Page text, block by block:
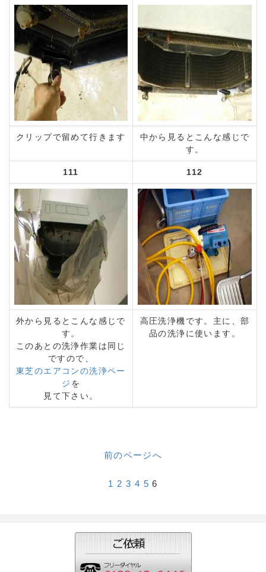
クリップで留めて行きます
中から見るとこんな感じで
す。
111 112
外から見るとこんな感じで
す。
このあとの洗浄作業は同じ
ですので、
東芝のエアコンの洗浄ペー
ジ を
見て下さい。
高圧洗浄機です。主に、部
品の洗浄に使います。
前のページへ
1 2 3 4 5 6